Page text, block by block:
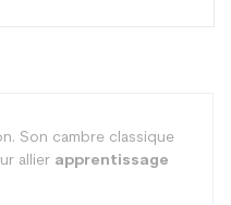
Son cambre classique
allier apprentissage